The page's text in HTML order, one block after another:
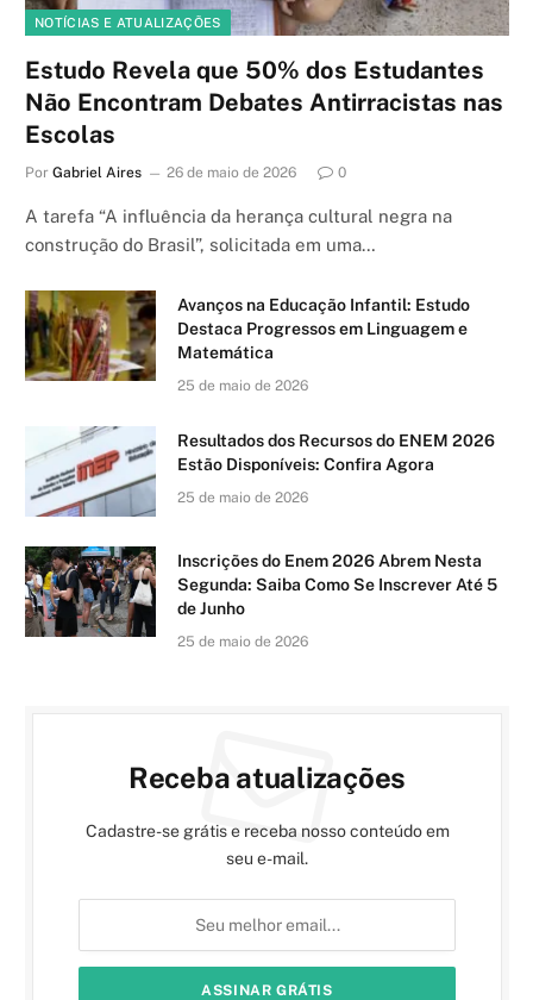
NOTÍCIAS E ATUALIZAÇÕES
Estudo Revela que 50% dos Estudantes
Não Encontram Debates Antirracistas nas
Escolas
Por Gabriel Aires 26 de maio de 2026 0
A tarefa “A influência da herança cultural negra na
construção do Brasil”, solicitada em uma…
Avanços na Educação Infantil: Estudo
Destaca Progressos em Linguagem e
Matemática
25 de maio de 2026
Resultados dos Recursos do ENEM 2026
Estão Disponíveis: Confira Agora
25 de maio de 2026
Inscrições do Enem 2026 Abrem Nesta
Segunda: Saiba Como Se Inscrever Até 5
de Junho
25 de maio de 2026
Receba atualizações
Cadastre-se grátis e receba nosso conteúdo em
seu e-mail.